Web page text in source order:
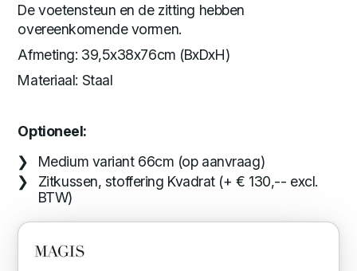
De voetensteun en de zitting hebben
overeenkomende vormen.
Afmeting: 39,5x38x76cm (BxDxH)
Materiaal: Staal
Optioneel:
Medium variant 66cm (op aanvraag)
Zitkussen, stoffering Kvadrat (+ € 130,-- excl.
BTW)